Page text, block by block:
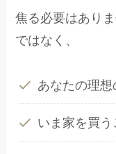
焦る必要はあり
ではなく、
あなたの理
いま家を買